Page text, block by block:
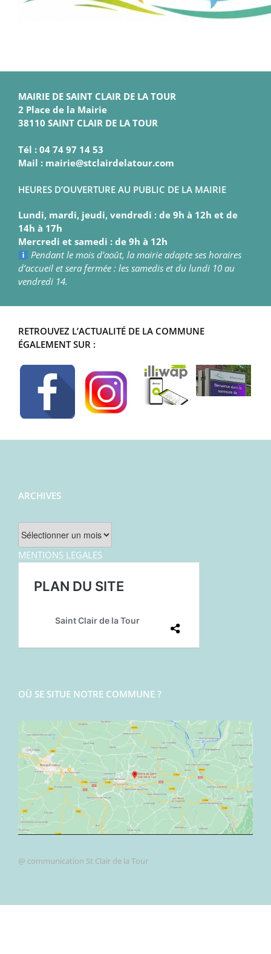
MAIRIE DE SAINT CLAIR DE LA TOUR
2 Place de la Mairie
38110 SAINT CLAIR DE LA TOUR
Tél : 04 74 97 14 53
Mail : mairie@stclairdelatour.com
HEURES D’OUVERTURE AU PUBLIC DE LA MAIRIE
Lundi, mardi, jeudi, vendredi : de 9h à 12h et de
14h à 17h
Mercredi et samedi : de 9h à 12h
Pendant le mois d’août, la mairie adapte ses horaires
d’accueil et sera fermée : les samedis et du lundi 10 au
vendredi 14.
RETROUVEZ L’ACTUALITÉ DE LA COMMUNE
ÉGALEMENT SUR :
ARCHIVES
Archives
MENTIONS LEGALES
OÙ SE SITUE NOTRE COMMUNE ?
@ communication St Clair de la Tour